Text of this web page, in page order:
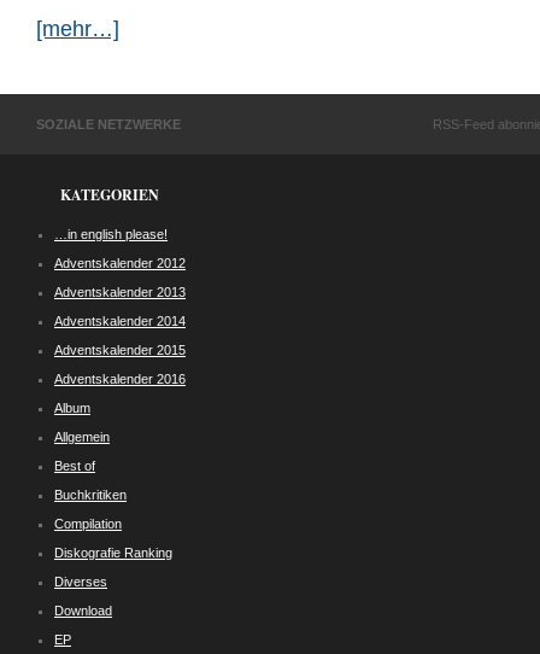
[mehr…]
SOZIALE NETZWERKE RSS-Feed
KATEGORIEN
…in english please!
Adventskalender 2012
Adventskalender 2013
Adventskalender 2014
Adventskalender 2015
Adventskalender 2016
Album
Allgemein
Best of
Buchkritiken
Compilation
Diskografie Ranking
Diverses
Download
EP